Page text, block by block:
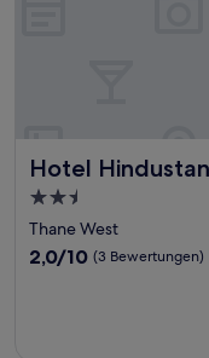
Hotel
Hotel Hindustan
2.5-
Sterne-
Unterkunft
Thane West
2.0
2,0/10 (3 Bewertungen)